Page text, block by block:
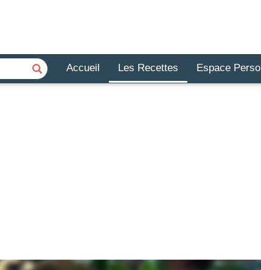
Accueil Les Recettes Espace Perso